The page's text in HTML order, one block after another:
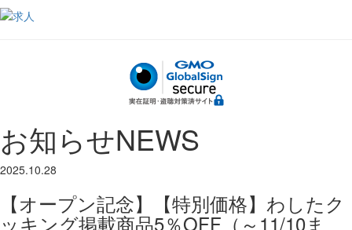
お知らせNEWS
2025.10.28
【オープン記念】【特別価格】わしたク
ッキング掲載商品5％OFF（～11/10ま